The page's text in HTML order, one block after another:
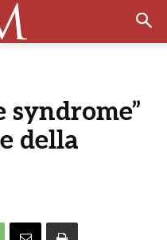
syndrome”
della